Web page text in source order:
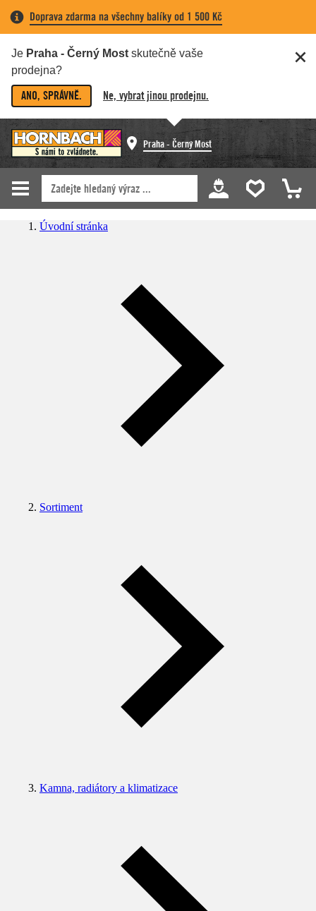
Doprava zdarma na všechny balíky od 1 500 Kč
Je Praha - Černý Most skutečně vaše
prodejna?
ANO, SPRÁVNĚ. Ne, vybrat jinou prodejnu.
Praha - Černý Most
Úvodní stránka
Sortiment
Kamna, radiátory a klimatizace